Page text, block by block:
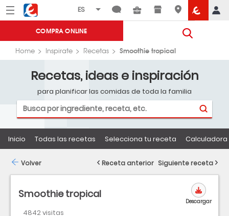
Menú Eroski
COMPRA ONLINE
Home Inspirate Recetas Smoothie tropical
Recetas, ideas e inspiración
para planificar las comidas de toda la familia
Inicio Todas las recetas Selecciona tu receta
Smoothie tropical
4842 visitas
Descargar
Volver Receta anterior Siguiente receta